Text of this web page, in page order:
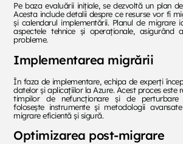
Pe baza evaluării inițiale, se dezvoltă un plan
Acesta include detalii despre ce resurse vor fi
și calendarul implementării. Planul de migrare
aspectele tehnice și operaționale,
probleme.
Implementarea migrării
În faza de implementare, echipa de experți
datelor și aplicațiilor la Azure. Acest proces este
timpilor de nefuncționare și de perturbare
folosește instrumente și metodologii
migrare eficientă și sigură.
Optimizarea post-migrare